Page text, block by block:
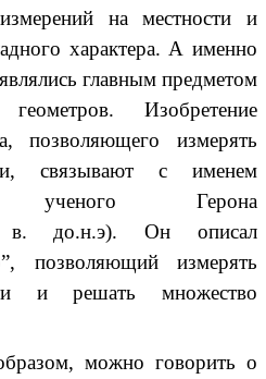
на местности и
характера. А именно
главным предметом
Изобретение
позволяющего измерять
связывают с именем
ученого Герона
в. до.н.э). Он описал
позволяющий измерять
и решать множество
говорить о